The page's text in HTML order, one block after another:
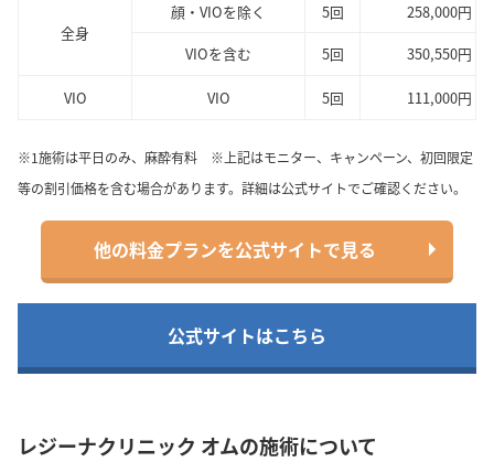
全身
顔・VIOを除く 5回
258,000円
VIOを含む
5回 350,550円
VIO VIO 5回 111,000円
※1施術は平日のみ、麻酔有料 ※上記はモニター、キャンペーン、初回限定
等の割引価格を含む場合があります。詳細は公式サイトでご確認ください。
他の料金プランを公式サイトで見る
公式サイトはこちら
レジーナクリニック オムの施術について